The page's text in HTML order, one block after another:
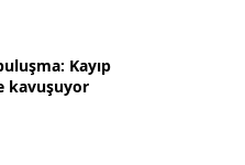
Kayıp
kavuşuyor